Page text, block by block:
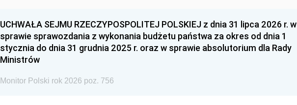
UCHWAŁA SEJMU RZECZYPOSPOLITEJ POLSKIEJ z dnia 31 lipca 2026 r. w
sprawie sprawozdania z wykonania budżetu państwa za okres od dnia 1
stycznia do dnia 31 grudnia 2025 r. oraz w sprawie absolutorium dla Rady
Ministrów
Monitor Polski rok 2026 poz. 756